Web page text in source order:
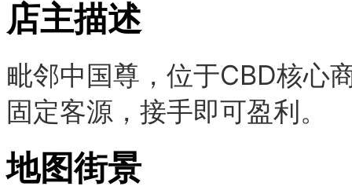
店主描述
毗邻中国尊，位于CBD核心
固定客源，接手即可盈利。
地图街景